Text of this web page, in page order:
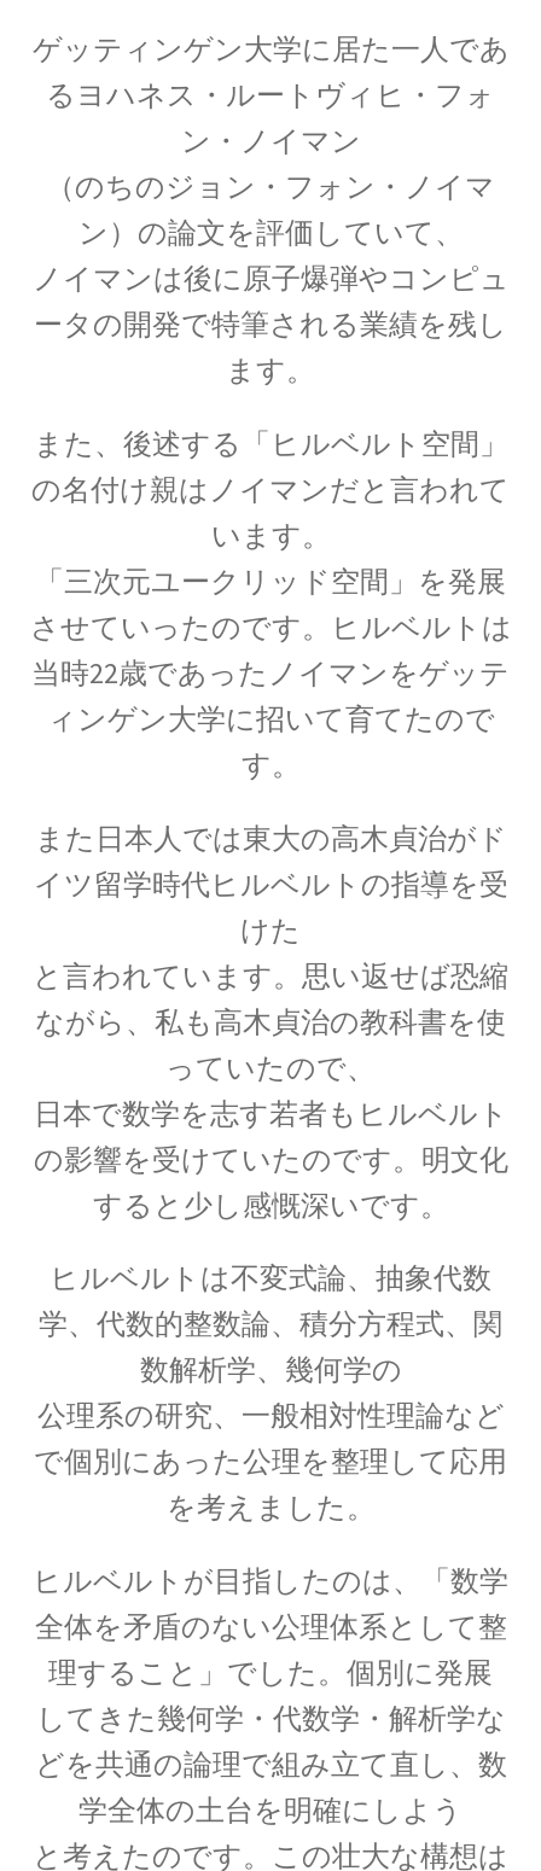
を示した優れた実験家】
J・P・ジュール
【ジュールの法則｜熱の仕事当量の数値化】
【熱と仕事の変換｜エネルギーの概念の確立に
J・チャドウィック
【中性子を発見しガン治療に応用｜マンハッタ
ン計画でのリーダー】
K・シュヴァルツシルト
‗【相対性理論から 重力場を記述したドイツ人｜シュヴァルツシルト
L・オイラー
【失明して単眼の巨人（サイクロプス）と呼ば
れた｜自然対数を定式化】
P・V・ミュッセンブルーク
【ライデン瓶を発明し静電気の基礎を確立】
P・ショーァ
【Peter Williston Shor, 1959/8/14-量子暗号を揺る
がす男】
R・J・E・クラウジウス
【熱力学の第一法則を定めエントロピーを定義
｜エントロピー】
R・P・ファインマン
【天才｜経路積分やファインマンダイヤ
グラムを考案】
ゲッティンゲン大学に居た一人であ
るヨハネス・ルートヴィヒ・フォ
ン・ノイマン
（のちのジョン・フォン・ノイマ
ン）の論文を評価していて、
ノイマンは後に原子爆弾やコンピュ
ータの開発で特筆される業績を残し
ます。
また、後述する「ヒルベルト空間」
の名付け親はノイマンだと言われて
います。
「三次元ユークリッド空間」を発展
させていったのです。ヒルベルトは
当時22歳であったノイマンをゲッテ
ィンゲン大学に招いて育てたので
す。
また日本人では東大の高木貞治がド
イツ留学時代ヒルベルトの指導を受
けた
と言われています。思い返せば恐縮
ながら、私も高木貞治の教科書を使
っていたので、
日本で数学を志す若者もヒルベルト
の影響を受けていたのです。明文化
すると少し感慨深いです。
ヒルベルトは不変式論、抽象代数
学、代数的整数論、積分方程式、関
数解析学、幾何学の
公理系の研究、一般相対性理論など
で個別にあった公理を整理して応用
を考えました。
ヒルベルトが目指したのは、「数学
全体を矛盾のない公理体系として整
理すること」でした。個別に発展
してきた幾何学・代数学・解析学な
どを共通の論理で組み立て直し、数
学全体の土台を明確にしよう
と考えたのです。この壮大な構想は